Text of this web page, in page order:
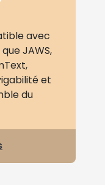
avec
JAWS,
et
du